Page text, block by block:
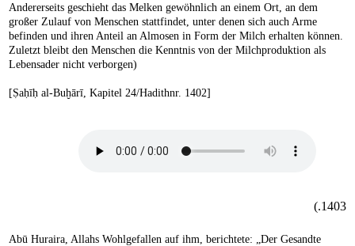
Andererseits geschieht das Melken gewöhnlich an einem Ort, an dem
großer Zulauf von Menschen stattfindet, unter denen sich auch Arme
befinden und ihren Anteil an Almosen in Form der Milch erhalten können.
Zuletzt bleibt den Menschen die Kenntnis von der Milchproduktion als
Lebensader nicht verborgen)
[Ṣaḥīḥ al-Buḫārī, Kapitel 24/Hadithnr. 1402]
1403.)
Abū Huraira, Allahs Wohlgefallen auf ihm, berichtete: „Der Gesandte